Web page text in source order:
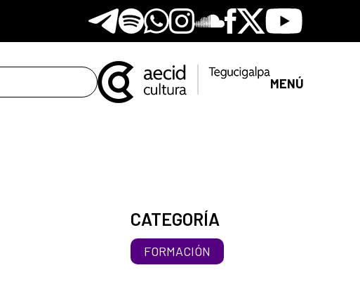
Telegram
SpotifyWhatsapp
Instagram
Soundclore
Facebook
X Youtube
MENÚ
CATEGORÍA
FORMACIÓN